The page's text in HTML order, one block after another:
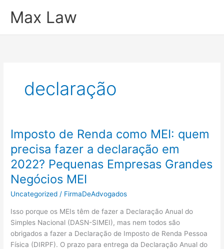
paraMax Law
declaração
Imposto de Renda como MEI: quem
precisa fazer a declaração em
2022? Pequenas Empresas Grandes
Negócios MEI
Uncategorized / FirmaDeAdvogados
Isso porque os MEIs têm de fazer a Declaração Anual do
Simples Nacional (DASN-SIMEI), mas nem todos são
obrigados a fazer a Declaração de Imposto de Renda Pessoa
Física (DIRPF). O prazo para entrega da Declaração Anual do